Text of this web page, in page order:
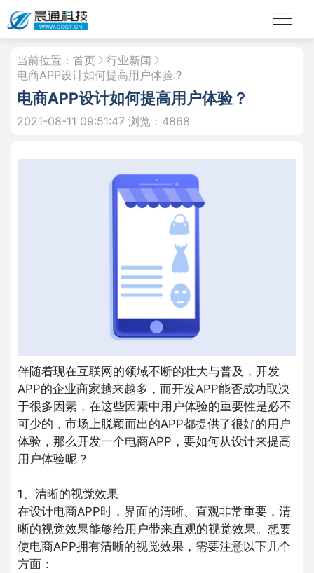
当前位置： 首页
行业新闻
电商APP设计如何提高用户体验？
电商APP设计如何提高用户体验？
2021-08-11 09:51:47 浏览：4868
伴随着现在互联网的领域不断的壮大与普及，开发
APP的企业商家越来越多，而开发APP能否成功取决
于很多因素，在这些因素中用户体验的重要性是必不
可少的，市场上脱颖而出的APP都提供了很好的用户
体验，那么开发一个电商APP，要如何从设计来提高
用户体验呢？
1、清晰的视觉效果
在设计电商APP时，界面的清晰、直观非常重要，清
晰的视觉效果能够给用户带来直观的视觉效果。想要
使电商APP拥有清晰的视觉效果，需要注意以下几个
方面：